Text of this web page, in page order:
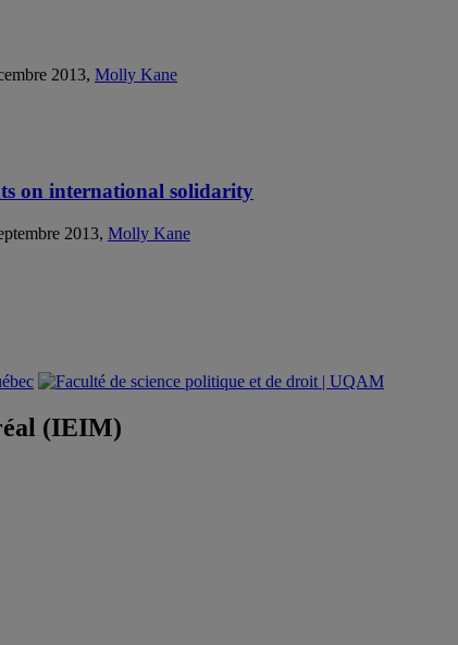
2013, Molly Kane
on international solidarity
2013, Molly Kane
(IEIM)